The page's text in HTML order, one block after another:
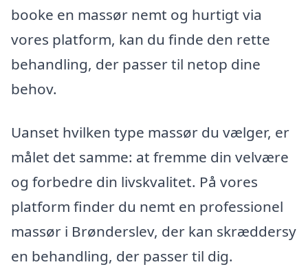
booke en massør nemt og hurtigt via
vores platform, kan du finde den rette
behandling, der passer til netop dine
behov.
Uanset hvilken type massør du vælger, er
målet det samme: at fremme din velvære
og forbedre din livskvalitet. På vores
platform finder du nemt en professionel
massør i Brønderslev, der kan skræddersy
en behandling, der passer til dig.